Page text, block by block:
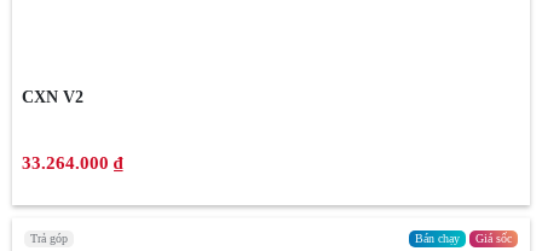
CXN V2
33.264.000 ₫
Bán chạy Giá sốc
Trả góp